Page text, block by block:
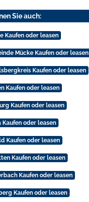
Sie auch:
Kaufen oder leasen
Mücke Kaufen oder leasen
Kaufen oder leasen
Kaufen oder leasen
Kaufen oder leasen
Kaufen oder leasen
Kaufen oder leasen
Kaufen oder leasen
Kaufen oder leasen
Kaufen oder leasen